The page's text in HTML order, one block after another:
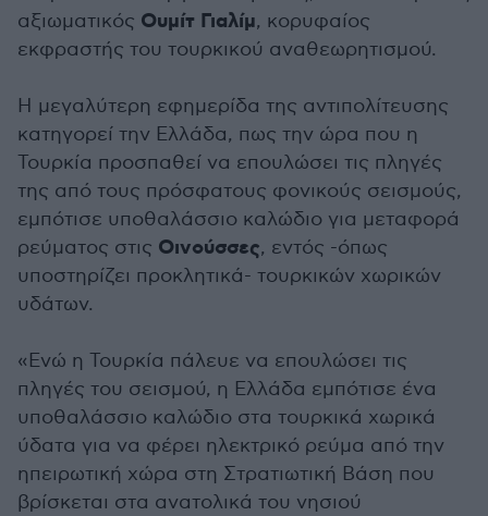
αξιωματικός Ουμίτ Γιαλίμ, κορυφαίος
εκφραστής του τουρκικού αναθεωρητισμού.
Η μεγαλύτερη εφημερίδα της αντιπολίτευσης
κατηγορεί την Ελλάδα, πως την ώρα που η
Τουρκία προσπαθεί να επουλώσει τις πληγές
της από τους πρόσφατους φονικούς σεισμούς,
εμπότισε υποθαλάσσιο καλώδιο για μεταφορά
ρεύματος στις Οινούσσες, εντός -όπως
υποστηρίζει προκλητικά- τουρκικών χωρικών
υδάτων.
«Ενώ η Τουρκία πάλευε να επουλώσει τις
πληγές του σεισμού, η Ελλάδα εμπότισε ένα
υποθαλάσσιο καλώδιο στα τουρκικά χωρικά
ύδατα για να φέρει ηλεκτρικό ρεύμα από την
ηπειρωτική χώρα στη Στρατιωτική Βάση που
βρίσκεται στα ανατολικά του νησιού